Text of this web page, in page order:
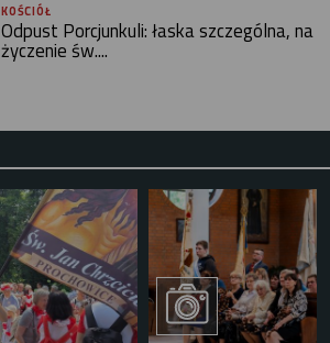
KOŚCIÓŁ
Odpust Porcjunkuli: łaska szczególna, na
życzenie św....